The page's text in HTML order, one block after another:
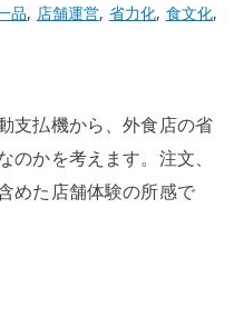
品, 店舗運営, 省力化, 食文化,
支払機から、外食店の省
かを考えます。注文、
めた店舗体験の所感で